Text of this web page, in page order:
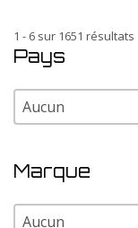
1 - 6 sur 1651 résultats
Pays
Pays
Pays
Marque
Marque
Marque